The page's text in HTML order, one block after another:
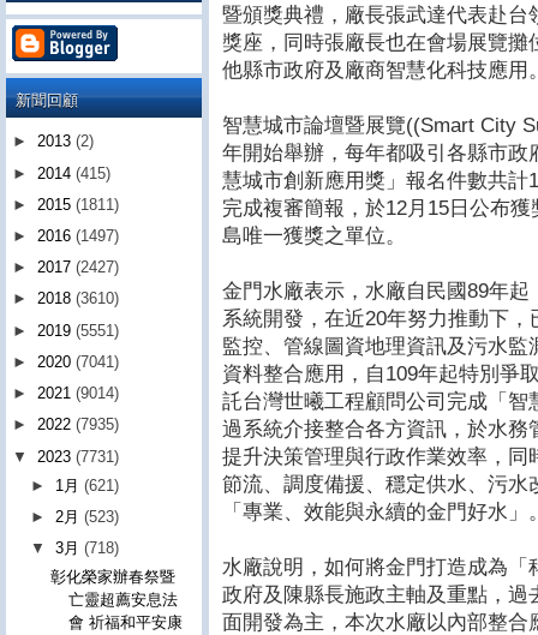
暨頒獎典禮，廠長張武達代表赴
獎座，同時張廠長也在會場展覽
他縣市政府及廠商智慧化科技應用
智慧城市論壇暨展覽((Smart City
年開始舉辦，每年都吸引各縣市
慧城市創新應用獎」報名件數共計
完成複審簡報，於12月15日公布
島唯一獲獎之單位。
金門水廠表示，水廠自民國89年
系統開發，在近20年努力推動下
監控、管線圖資地理資訊及污水
資料整合應用，自109年起特別爭
託台灣世曦工程顧問公司完成「
過系統介接整合各方資訊，於水
提升決策管理與行政作業效率，
節流、調度備援、穩定供水、污
「專業、效能與永續的金門好水」
水廠說明，如何將金門打造成為
政府及陳縣長施政主軸及重點，
面開發為主，本次水廠以內部整
新聞回顧
► 2013 (2)
► 2014 (415)
► 2015 (1811)
► 2016 (1497)
► 2017 (2427)
► 2018 (3610)
► 2019 (5551)
► 2020 (7041)
► 2021 (9014)
► 2022 (7935)
▼ 2023 (7731)
► 1月(621)
► 2月(523)
▼3月(718)
彰化榮家辦春祭暨
亡靈超薦安息法
會 祈福和平安康